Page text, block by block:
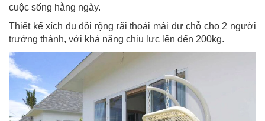
cuộc sống hằng ngày.
Thiết kế xích đu đôi rộng rãi thoải mái dư chỗ cho 2 người
trưởng thành, với khả năng chịu lực lên đến 200kg.